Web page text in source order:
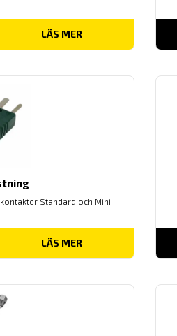
LÄS MER
Standard och Mini
LÄS MER